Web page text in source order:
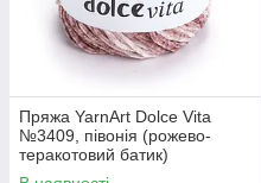
Пряжа YarnArt Dolce Vita
№3409, півонія (рожево-
теракотовий батик)